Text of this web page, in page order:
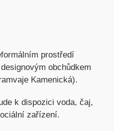
prostředí
obchůdkem
Kamenická).
k dispozici voda, čaj,
zařízení.